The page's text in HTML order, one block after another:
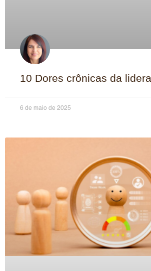
10 Dores crônicas da
6 de maio de 2025